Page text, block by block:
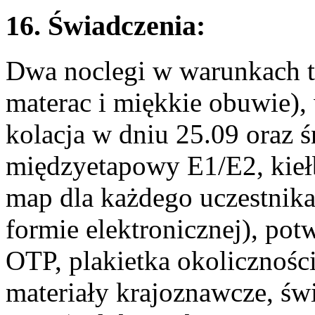
16. Świadczenia:
Dwa noclegi w warunkach
materac i miękkie
kolacja w dniu 25.09 oraz
międzyetapowy E1/E2,
map dla każdego
formie elektronicznej),
OTP, plakietka
materiały krajoznawcze,